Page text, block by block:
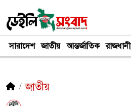
সারাদেশ জাতীয় আন্তর্জাতিক রাজধানী
জাতীয়